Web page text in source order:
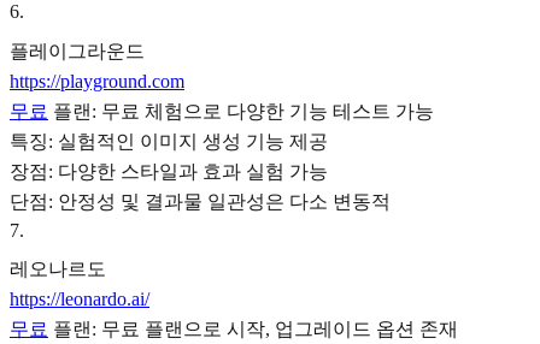
6.
플레이그라운드
https://playground.com
무료 플랜: 무료 체험으로 다양한 기능 테스트 가능
특징: 실험적인 이미지 생성 기능 제공
장점: 다양한 스타일과 효과 실험 가능
단점: 안정성 및 결과물 일관성은 다소 변동적
7.
레오나르도
https://leonardo.ai/
무료 플랜: 무료 플랜으로 시작, 업그레이드 옵션 존재